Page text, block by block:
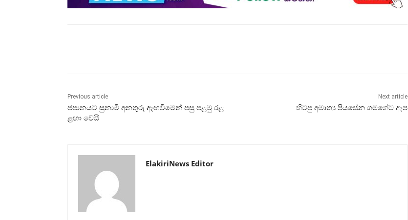
Previous article
ජපානයට සුනාමි අනතුරු ඇඟවීමෙන් පසු පළමු රළ
ළඟා වෙයි
Next article
හිටපු අමාත්‍ය පියසේන ගමගේට ඇප
ElakiriNews Editor